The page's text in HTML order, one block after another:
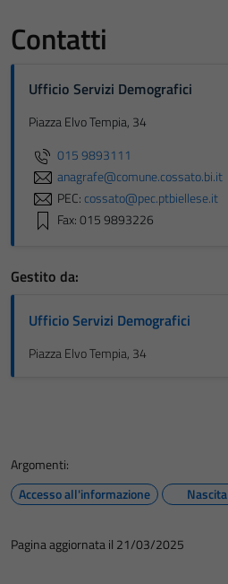
Contatti
Ufficio Servizi Demografici
Piazza Elvo Tempia, 34
015 9893111
anagrafe@comune.cossato.bi.it
PEC:cossato@pec.ptbiellese.it
Fax: 015 9893226
Gestito da:
Ufficio Servizi Demografici
Piazza Elvo Tempia, 34
Argomenti:
Accesso all'informazione
Nascita
Pagina aggiornata il 21/03/2025